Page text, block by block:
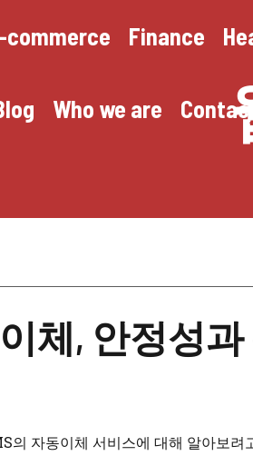
commerce Finance
Who we are
체, 안정성
의 자동이체 서비스에 대해 알아보